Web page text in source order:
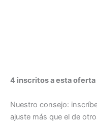
4 inscritos a esta oferta
Nuestro consejo:
ajuste más que el de